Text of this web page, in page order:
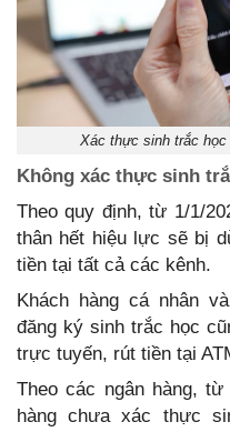
Xác thực sinh trắc học
Không xác thực sinh
Theo quy định, từ 1/1/
thân hết hiệu lực sẽ bị
tiền tại tất cả các kênh.
Khách hàng cá nhân
đăng ký sinh trắc học
trực tuyến, rút tiền tại
Theo các ngân hàng,
hàng chưa xác thực